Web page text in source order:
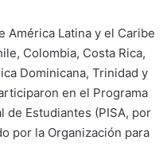
América Latina y el Caribe
Colombia, Costa Rica,
Dominicana, Trinidad y
en el Programa
de Estudiantes (PISA, por
por la Organización para